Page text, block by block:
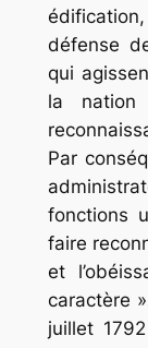
défense
qui
la
Par
fonctions
faire
et
caractère
juillet